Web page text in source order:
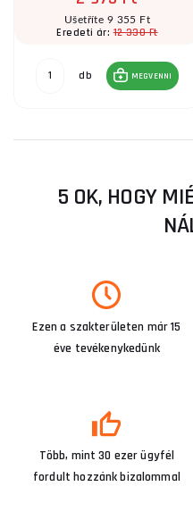
Ušetříte 9 355 Ft
Eredeti ár:12 330 Ft
db MEGVENNI
5 OK, HOGY
Ezen a szakterületen már 15
éve tevékenykedünk
Több, mint 30 ezer ügyfél
fordult hozzánk bizalommal